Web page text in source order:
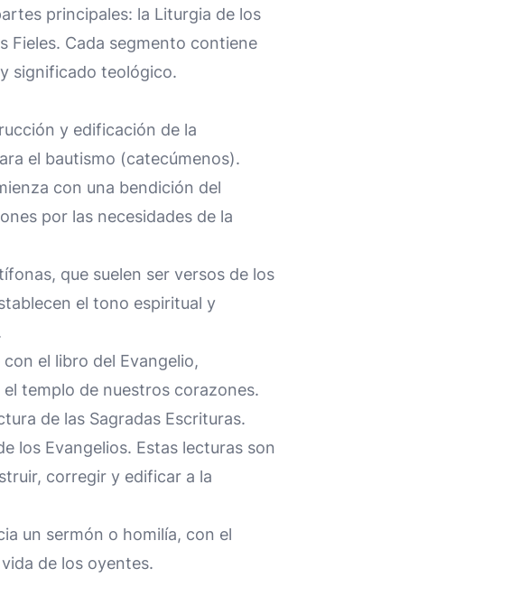
principales: la Liturgia de los
Fieles. Cada segmento contiene
significado teológico.
y edificación de la
el bautismo (catecúmenos).
con una bendición del
por las necesidades de la
que suelen ser versos de los
el tono espiritual y
el libro del Evangelio,
templo de nuestros corazones.
de las Sagradas Escrituras.
los Evangelios. Estas lecturas son
corregir y edificar a la
un sermón o homilía, con el
de los oyentes.